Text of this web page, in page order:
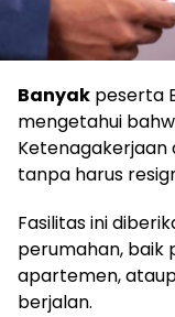
Banyak peserta
mengetahui
Ketenagakerjaan
tanpa harus
Fasilitas ini
perumahan, baik
apartemen,
berjalan.